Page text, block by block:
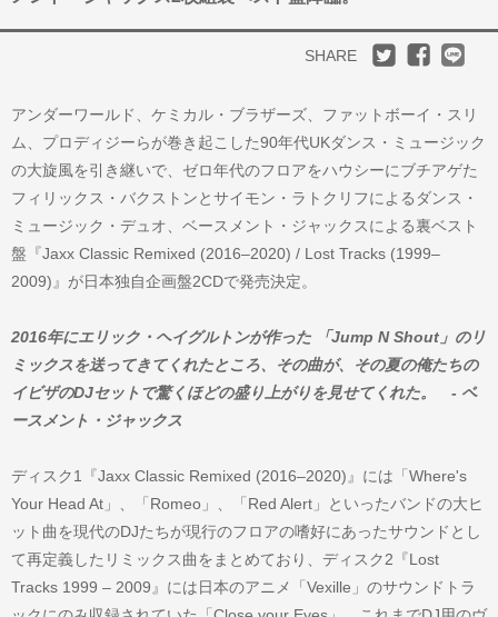
SHARE
アンダーワールド、ケミカル・ブラザーズ、ファットボーイ・スリ
ム、プロディジーらが巻き起こした90年代UKダンス・ミュージック
の大旋風を引き継いで、ゼロ年代のフロアをハウシーにブチアゲた
フィリックス・バクストンとサイモン・ラトクリフによるダンス・
ミュージック・デュオ、ベースメント・ジャックスによる裏ベスト
盤『Jaxx Classic Remixed (2016–2020) / Lost Tracks (1999–
2009)』が日本独自企画盤2CDで発売決定。
2016年にエリック・ヘイグルトンが作った 「Jump N Shout」のリ
ミックスを送ってきてくれたところ、その曲が、その夏の俺たちの
イビザのDJセットで驚くほどの盛り上がりを見せてくれた。 - ベ
ースメント・ジャックス
ディスク1『Jaxx Classic Remixed (2016–2020)』には「Where's
Your Head At」、「Romeo」、「Red Alert」といったバンドの大ヒ
ット曲を現代のDJたちが現行のフロアの嗜好にあったサウンドとし
て再定義したリミックス曲をまとめており、ディスク2『Lost
Tracks 1999 – 2009』には日本のアニメ「Vexille」のサウンドトラ